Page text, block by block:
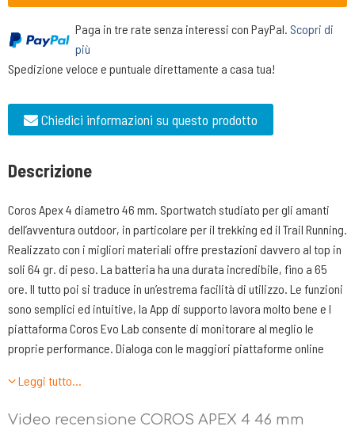
Paga in tre rate senza interessi con PayPal. Scopri di
più
Spedizione veloce e puntuale direttamente a casa tua!
Chiedici informazioni su questo prodotto
Descrizione
Coros Apex 4 diametro 46 mm. Sportwatch studiato per gli amanti
dell’avventura outdoor, in particolare per il trekking ed il Trail Running.
Realizzato con i migliori materiali offre prestazioni davvero al top in
soli 64 gr. di peso. La batteria ha una durata incredibile, fino a 65
ore. Il tutto poi si traduce in un’estrema facilità di utilizzo. Le funzioni
sono semplici ed intuitive, la App di supporto lavora molto bene e l
piattaforma Coros Evo Lab consente di monitorare al meglio le
proprie performance. Dialoga con le maggiori piattaforme online
Caratteristiche tecniche:
Risoluzione Display 260x260
Leggi tutto…
Video recensione COROS APEX 4 46 mm